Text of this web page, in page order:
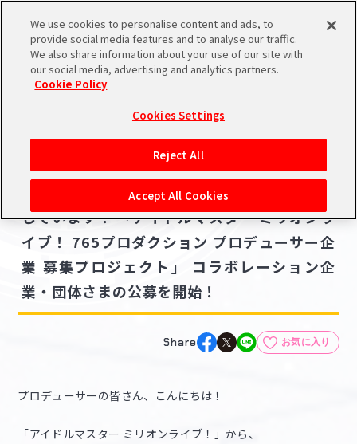
スケジュール 検索
バンダイナムコIDで
アイドルマスター ポータルへの登録について
シリアルコード・
あいことば
活動履歴
閲覧履歴・購入履歴 Pレポ
チェックイン
メモ
マイデスク設定変更 バンダイナムコID Link設定
ニュース
グッズ その他
2022.10.07
【ミリオン】アイドルたちへのお仕事お待ち
しています！ 「アイドルマスター ミリオンラ
イブ！ 765プロダクション プロデューサー企
業 募集プロジェクト」 コラボレーション企
業・団体さまの公募を開始！
Share お気に入り
プロデューサーの皆さん、こんにちは！
「アイドルマスター ミリオンライブ！」から、
We use cookies to personalise content and ads, to
provide social media features and to analyse our traffic.
We also share information about your use of our site with
our social media, advertising and analytics partners.
Cookie Policy
Cookies Settings
Reject All
Accept All Cookies